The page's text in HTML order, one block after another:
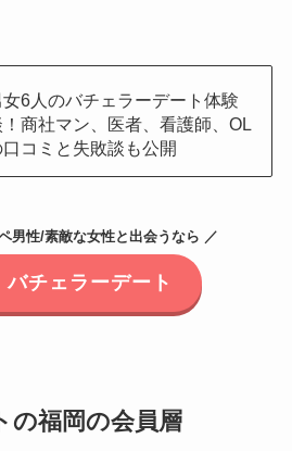
女6人のバチェラーデート体験
商社マン、医者、看護師、OL
コミと失敗談も公開
男性/素敵な女性と出会うなら ／
バチェラーデート
の福岡の会員層